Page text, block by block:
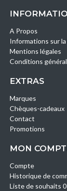
A Propos
Informations sur la
Mentions légales
Conditions
EXTRAS
Marques
Chèques-cadeaux
Contact
Promotions
MON
Compte
Historique de
Liste de souhaits 0